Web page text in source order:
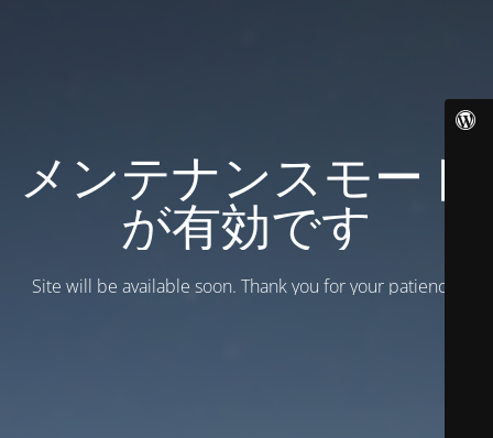
メンテナンスモード
が有効です
Site will be available soon. Thank you for your patience!